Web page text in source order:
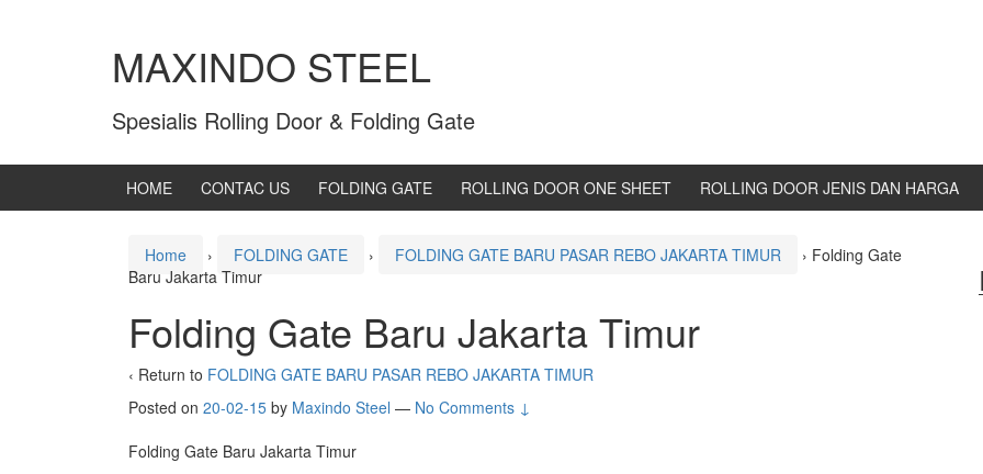
MAXINDO STEEL
Spesialis Rolling Door & Folding Gate
HOME CONTAC US FOLDING GATE ROLLING DOOR ONE SHEET ROLLING DOOR JENIS DAN HARGA
Home › FOLDING GATE › FOLDING GATE BARU PASAR REBO JAKARTA TIMUR › Folding Gate
Baru Jakarta Timur
Folding Gate Baru Jakarta Timur
‹ Return to FOLDING GATE BARU PASAR REBO JAKARTA TIMUR
Posted on 20-02-15 by Maxindo Steel — No Comments ↓
Folding Gate Baru Jakarta Timur